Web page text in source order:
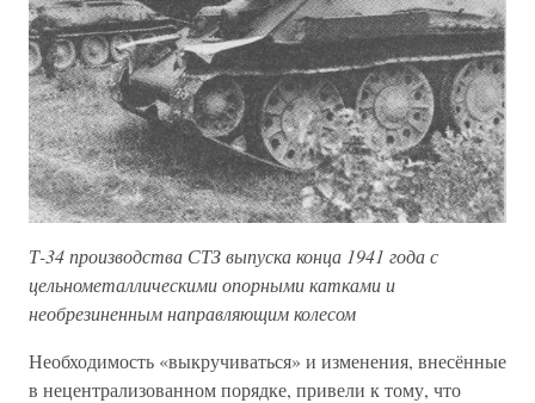
Т-34 производства СТЗ выпуска конца 1941 года с
цельнометаллическими опорными катками и
необрезиненным направляющим колесом
Необходимость «выкручиваться» и изменения, внесённые
в нецентрализованном порядке, привели к тому, что